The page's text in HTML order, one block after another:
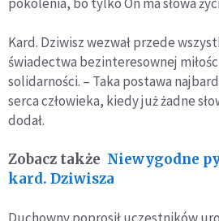
Kard. Dziwisz wezwał przede
świadectwa bezinteresownej
solidarności. – Taka postawa
serca człowieka, kiedy już żadne
dodał.
Zobacz także Niewygodne
kard. Dziwisza
Duchowny poprosił uczestników